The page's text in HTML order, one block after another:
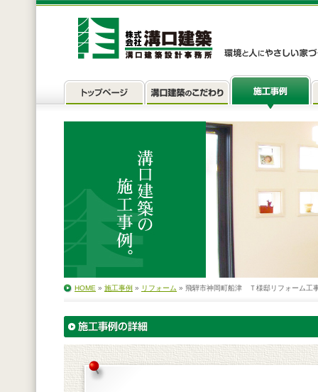
HOME » 施工事例 » リフォーム » 飛騨市神岡町船津 Ｔ様邸リフォーム工